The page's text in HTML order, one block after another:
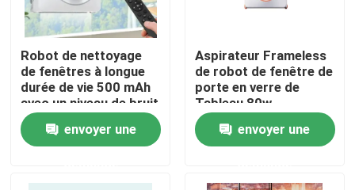
maison
Produits
Robot de nettoyage
de fenêtres à longue
durée de vie 500 mAh
avec un niveau de bruit
de 65 dB
envoyer une
Aspirateur Frameless
de robot de fenêtre de
porte en verre de
Tableau 80w
envoyer une